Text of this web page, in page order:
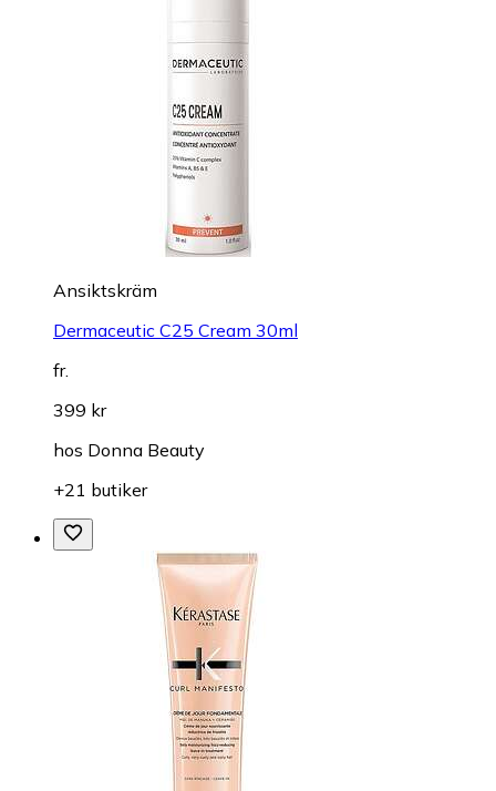
Ansiktskräm
Dermaceutic C25 Cream 30ml
fr.
399 kr
hos Donna Beauty
+21 butiker